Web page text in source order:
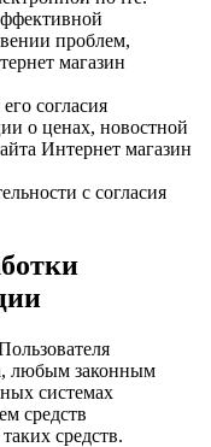
проблем,
магазин
согласия
о ценах, новостной
Интернет магазин
с согласия
любым законным
системах
средств
средств.